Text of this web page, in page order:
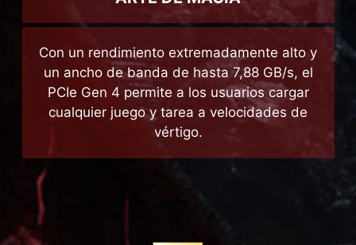
VELOCIDAD DE CARGA COMO POR
Con un rendimiento extremadamente alto y
un ancho de banda de hasta 7,88 GB/s, el
PCIe Gen 4 permite a los usuarios cargar
cualquier juego y tarea a velocidades de